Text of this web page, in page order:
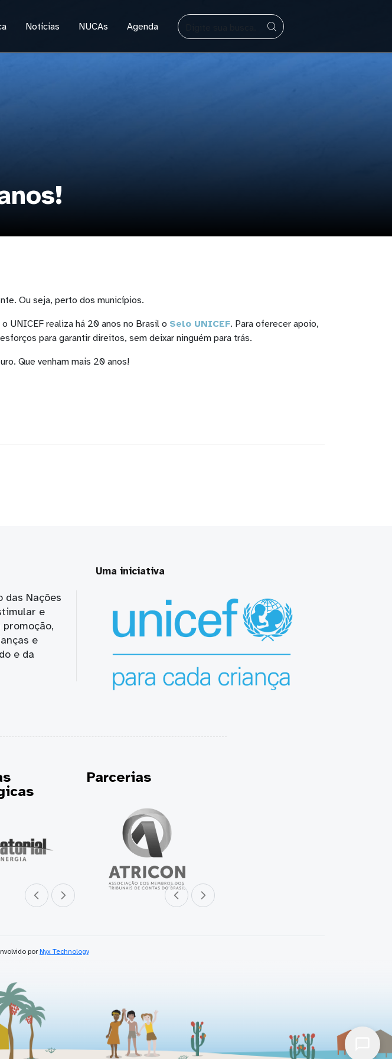
BUSCAR
Notícias NUCAs Agenda
Ou seja, perto dos municípios.
UNICEF realiza há 20 anos no Brasil o Selo UNICEF. Para oferecer apoio,
para garantir direitos, sem deixar ninguém para trás.
Que venham mais 20 anos!
das Nações
e
e
e da
Uma iniciativa
Parceiro anterior
Próximo parceiro
Parcerias
Parceiro anterior
Próximo parceiro
por Nyx Technology